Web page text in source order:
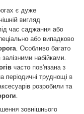
є дуже
вигляд
час саджання або
або випадково
. Особливо багато
набійками.
часто пов'язана з
періодичні труднощі в
розробили та
зовнішнього